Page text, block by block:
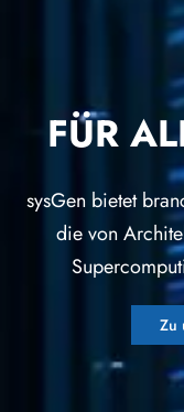
FÜR
sysGen bietet
die von
Zu